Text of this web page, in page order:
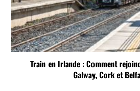
Train en Irlande : Comment
Galway, Cork et